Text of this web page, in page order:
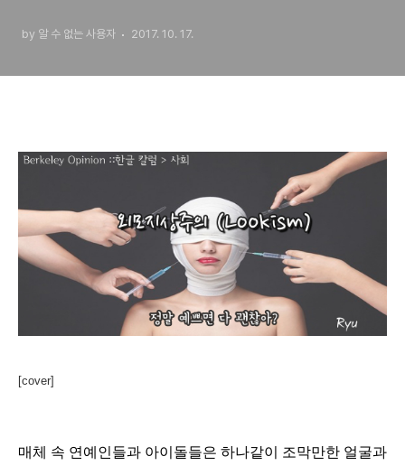
by 알 수 없는 사용자 2017. 10. 17.
[cover]
매체 속 연예인들과 아이돌들은 하나같이 조막만한 얼굴과